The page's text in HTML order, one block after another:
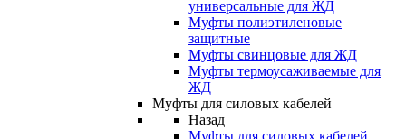
универсальные для ЖД
Муфты полиэтиленовые
защитные
Муфты свинцовые для ЖД
Муфты термоусаживаемые для
ЖД
Муфты для силовых кабелей
Назад
Муфты для силовых кабелей